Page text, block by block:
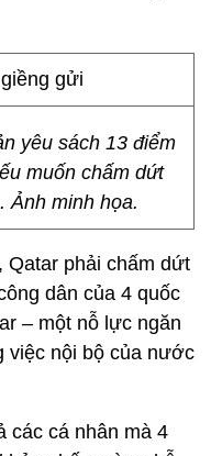
yêu sách 13 điểm
muốn chấm dứt
Ảnh minh họa.
Qatar phải chấm dứt
dân của 4 quốc
– một nỗ lực ngăn
việc nội bộ của nước
các cá nhân mà 4